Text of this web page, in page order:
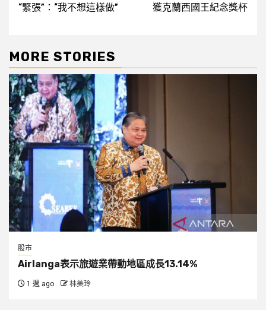
“緊張”：“我不想這樣做”
獲克蘭西國王紀念獎杯
MORE STORIES
股市
Airlanga表示旅遊業帶動地區成長13.14%
1 週 ago 林美玲